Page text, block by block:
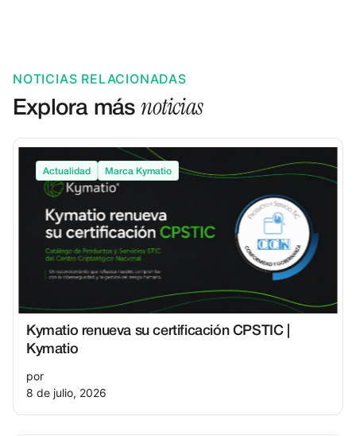
NOTICIAS RELACIONADAS
Explora másnoticias
Actualidad Marca Kymatio
Kymatio renueva su certificación CPSTIC |
Kymatio
por
8 de julio, 2026